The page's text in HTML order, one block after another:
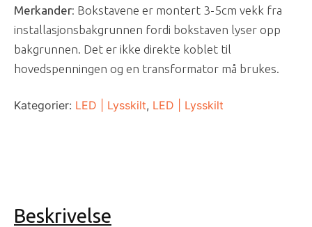
Merkander: Bokstavene er montert 3-5cm vekk fra
installasjonsbakgrunnen fordi bokstaven lyser opp
bakgrunnen. Det er ikke direkte koblet til
hovedspenningen og en transformator må brukes.
Kategorier: LED | Lysskilt, LED | Lysskilt
Beskrivelse